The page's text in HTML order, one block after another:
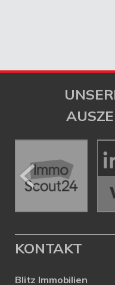
KONTAKT
Blitz Immobilien